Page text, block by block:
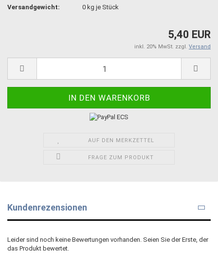
Versandgewicht: 0 kg je Stück
5,40 EUR
inkl. 20% MwSt. zzgl. Versand
AUF DEN MERKZETTEL
FRAGE ZUM PRODUKT
Kundenrezensionen
Leider sind noch keine Bewertungen vorhanden. Seien Sie der Erste, der
das Produkt bewertet.